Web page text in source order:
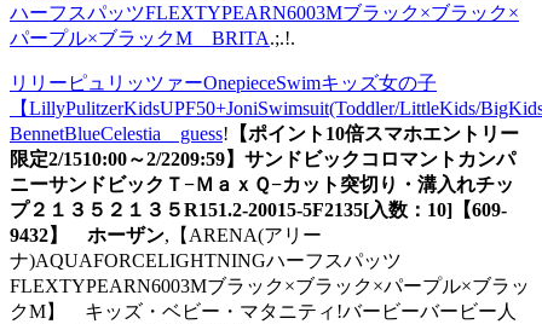
ハーフスパッツFLEXTYPEARN6003Mブラック×ブラック×
パープル×ブラックM BRITA.;.!.
リリーピュリッツァーOnepieceSwimキッズ女の子
【LillyPulitzerKidsUPF50+JoniSwimsuit(Toddler/LittleKids/
BennetBlueCelestia guess! 【ポイント10倍スマホエントリー
限定2/1510:00～2/2209:59】サンドビックコロマントカンパ
ニーサンドビックＴ−ＭａｘＱ−カット突切り・溝入れチッ
プ２１３５２１３５R151.2-20015-5F2135[入数：10]【609-
9432】 ホーザン,【ARENA(アリー
ナ)AQUAFORCELIGHTNINGハーフスパッツ
FLEXTYPEARN6003Mブラック×ブラック×パープル×ブラッ
クM】 キッズ・ベビー・マタニティ!バービーバービー人